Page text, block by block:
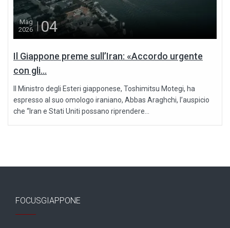
Mag
2026
04
Il Giappone preme sull’Iran: «Accordo urgente
con gli...
Il Ministro degli Esteri giapponese, Toshimitsu Motegi, ha
espresso al suo omologo iraniano, Abbas Araghchi, l’auspicio
che “Iran e Stati Uniti possano riprendere...
FOCUSGIAPPONE